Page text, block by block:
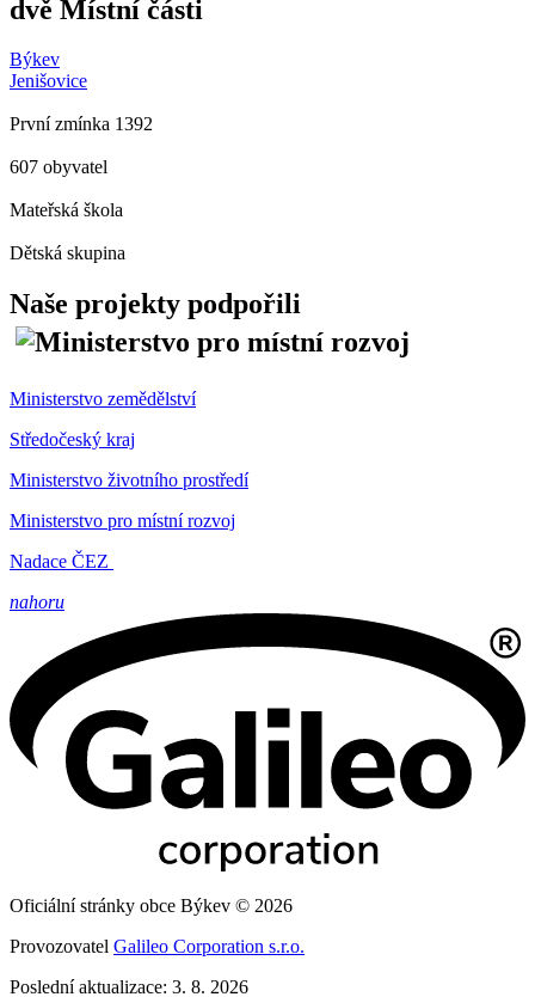
dvě Místní části
Býkev
Jenišovice
První zmínka 1392
607 obyvatel
Mateřská škola
Dětská skupina
Naše projekty podpořili
Ministerstvo zemědělství
Středočeský kraj
Ministerstvo životního prostředí
Ministerstvo pro místní rozvoj
Nadace ČEZ
nahoru
Oficiální stránky obce Býkev © 2026
Provozovatel Galileo Corporation s.r.o.
Poslední aktualizace: 3. 8. 2026